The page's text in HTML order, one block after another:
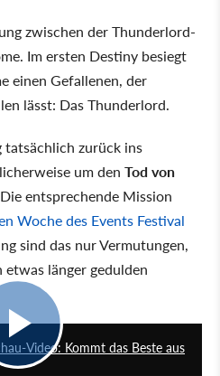
zwischen der Thunderlord-
Im ersten Destiny besiegt
einen Gefallenen, der
lässt: Das Thunderlord.
zurück ins
um den Tod von
entsprechende Mission
Woche des Events Festival
sind das nur Vermutungen,
länger gedulden
Video: Kommt das Beste aus